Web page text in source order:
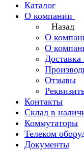
Каталог
О компании
Назад
О
О
Доставка
Отзывы
Контакты
Склад в
Коммутаторы
Телеком
Документы